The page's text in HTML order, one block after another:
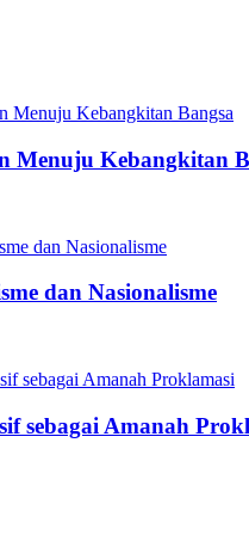
Menuju Kebangkitan
dan Nasionalisme
sebagai Amanah